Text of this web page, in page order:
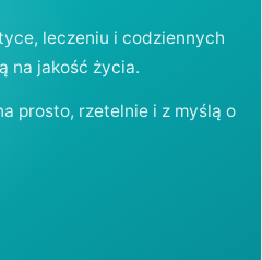
leczeniu i codziennych
na jakość życia.
prosto, rzetelnie i z myślą o